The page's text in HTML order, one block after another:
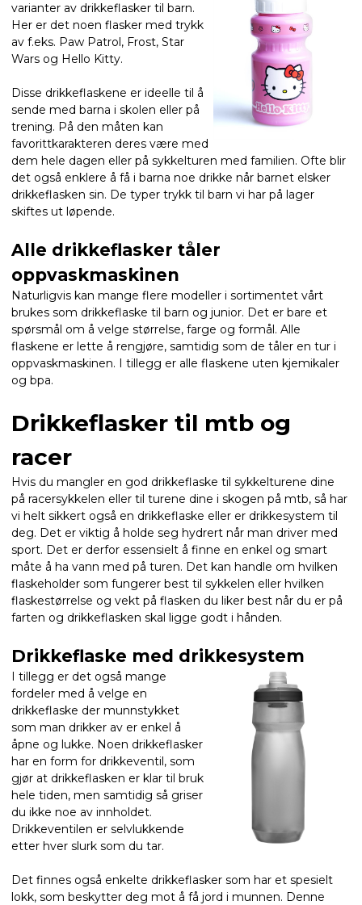
varianter av drikkeflasker til barn.
Her er det noen flasker med trykk
av f.eks. Paw Patrol, Frost, Star
Wars og Hello Kitty.
Disse drikkeflaskene er ideelle til å
sende med barna i skolen eller på
trening. På den måten kan
favorittkarakteren deres være med
dem hele dagen eller på sykkelturen med familien. Ofte blir
det også enklere å få i barna noe drikke når barnet elsker
drikkeflasken sin. De typer trykk til barn vi har på lager
skiftes ut løpende.
Alle drikkeflasker tåler
oppvaskmaskinen
Naturligvis kan mange flere modeller i sortimentet vårt
brukes som drikkeflaske til barn og junior. Det er bare et
spørsmål om å velge størrelse, farge og formål. Alle
flaskene er lette å rengjøre, samtidig som de tåler en tur i
oppvaskmaskinen. I tillegg er alle flaskene uten kjemikaler
og bpa.
Drikkeflasker til mtb og
racer
Hvis du mangler en god drikkeflaske til sykkelturene dine
på racersykkelen eller til turene dine i skogen på mtb, så har
vi helt sikkert også en drikkeflaske eller er drikkesystem til
deg. Det er viktig å holde seg hydrert når man driver med
sport. Det er derfor essensielt å finne en enkel og smart
måte å ha vann med på turen. Det kan handle om hvilken
flaskeholder som fungerer best til sykkelen eller hvilken
flaskestørrelse og vekt på flasken du liker best når du er på
farten og drikkeflasken skal ligge godt i hånden.
Drikkeflaske med drikkesystem
I tillegg er det også mange
fordeler med å velge en
drikkeflaske der munnstykket
som man drikker av er enkel å
åpne og lukke. Noen drikkeflasker
har en form for drikkeventil, som
gjør at drikkeflasken er klar til bruk
hele tiden, men samtidig så griser
du ikke noe av innholdet.
Drikkeventilen er selvlukkende
etter hver slurk som du tar.
Det finnes også enkelte drikkeflasker som har et spesielt
lokk, som beskytter deg mot å få jord i munnen. Denne